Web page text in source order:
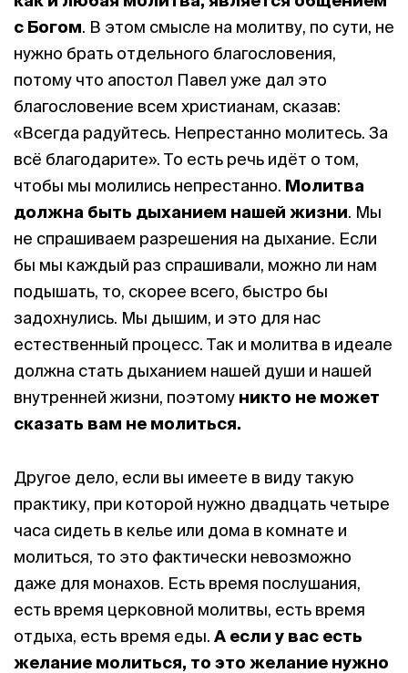
с Богом. В этом смысле на молитву, по сути, не
нужно брать отдельного благословения,
потому что апостол Павел уже дал это
благословение всем христианам, сказав:
«Всегда радуйтесь. Непрестанно молитесь. За
всё благодарите». То есть речь идёт о том,
чтобы мы молились непрестанно. Молитва
должна быть дыханием нашей жизни. Мы
не спрашиваем разрешения на дыхание. Если
бы мы каждый раз спрашивали, можно ли нам
подышать, то, скорее всего, быстро бы
задохнулись. Мы дышим, и это для нас
естественный процесс. Так и молитва в идеале
должна стать дыханием нашей души и нашей
внутренней жизни, поэтому никто не может
сказать вам не молиться.
Другое дело, если вы имеете в виду такую
практику, при которой нужно двадцать четыре
часа сидеть в келье или дома в комнате и
молиться, то это фактически невозможно
даже для монахов. Есть время послушания,
есть время церковной молитвы, есть время
отдыха, есть время еды. А если у вас есть
желание молиться, то это желание нужно